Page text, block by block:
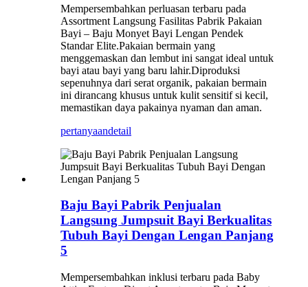
Mempersembahkan perluasan terbaru pada
Assortment Langsung Fasilitas Pabrik Pakaian
Bayi – Baju Monyet Bayi Lengan Pendek
Standar Elite.Pakaian bermain yang
menggemaskan dan lembut ini sangat ideal untuk
bayi atau bayi yang baru lahir.Diproduksi
sepenuhnya dari serat organik, pakaian bermain
ini dirancang khusus untuk kulit sensitif si kecil,
memastikan daya pakainya nyaman dan aman.
pertanyaandetail
Baju Bayi Pabrik Penjualan
Langsung Jumpsuit Bayi Berkualitas
Tubuh Bayi Dengan Lengan Panjang
5
Mempersembahkan inklusi terbaru pada Baby